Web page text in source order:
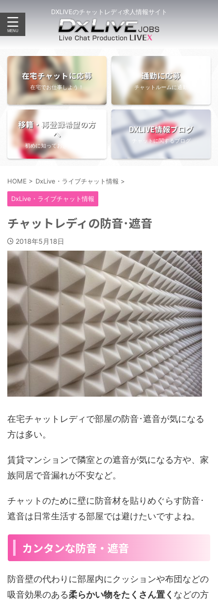
DXLIVEのチャットレディ求人情報サイト
在宅チャットに応募
在宅でお仕事しよう！
通勤に応募
チャットルームに通勤
移籍・再登録希望の方
へ
初めに知っておきたい情報
DXLIVE情報ブログ
チャットに関するブログ
HOME > DxLive・ライブチャット情報 >
DxLive・ライブチャット情報
チャットレディの防音･遮音
2018年5月18日
在宅チャットレディで部屋の防音･遮音が気になる
方は多い。
賃貸マンションで隣室との遮音が気になる方や、家
族同居で音漏れが不安など。
チャットのために壁に防音材を貼りめぐらす防音･
遮音は日常生活する部屋では避けたいですよね。
カンタンな防音・遮音
防音壁の代わりに部屋内にクッションや布団などの
吸音効果のある柔らかい物をたくさん置く などの方